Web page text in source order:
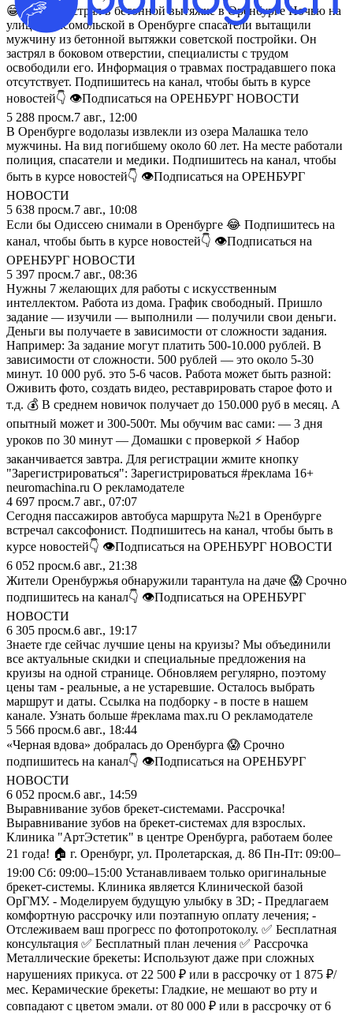
😁Парень застрял в бетонной вытяжке в Оренбурге Ночью на
улице Комсомольской в Оренбурге спасатели вытащили
мужчину из бетонной вытяжки советской постройки. Он
застрял в боковом отверстии, специалисты с трудом
освободили его. Информация о травмах пострадавшего пока
отсутствует. Подпишитесь на канал, чтобы быть в курсе
новостей👇 👁Подписаться на ОРЕНБУРГ НОВОСТИ
5 288 просм.7 авг., 12:00
В Оренбурге водолазы извлекли из озера Малашка тело
мужчины. На вид погибшему около 60 лет. На месте работали
полиция, спасатели и медики. Подпишитесь на канал, чтобы
быть в курсе новостей👇 👁Подписаться на ОРЕНБУРГ
НОВОСТИ
5 638 просм.7 авг., 10:08
Если бы Одиссею снимали в Оренбурге 😂 Подпишитесь на
канал, чтобы быть в курсе новостей👇 👁Подписаться на
ОРЕНБУРГ НОВОСТИ
5 397 просм.7 авг., 08:36
Нужны 7 желающих для работы с искусственным
интеллектом. Работа из дома. График свободный. Пришло
задание — изучили — выполнили — получили свои деньги.
Деньги вы получаете в зависимости от сложности задания.
Например: За задание могут платить 500-10.000 рублей. В
зависимости от сложности. 500 рублей — это около 5-30
минут. 10 000 руб. это 5-6 часов. Работа может быть разной:
Оживить фото, создать видео, реставрировать старое фото и
т.д. 💰 В среднем новичок получает до 150.000 руб в месяц. А
опытный может и 300-500т. Мы обучим вас сами: — 3 дня
уроков по 30 минут — Домашки с проверкой ⚡ Набор
заканчивается завтра. Для регистрации жмите кнопку
"Зарегистрироваться": Зарегистрироваться #реклама 16+
neuromachina.ru О рекламодателе
4 697 просм.7 авг., 07:07
Сегодня пассажиров автобуса маршрута №21 в Оренбурге
встречал саксофонист. Подпишитесь на канал, чтобы быть в
курсе новостей👇 👁Подписаться на ОРЕНБУРГ НОВОСТИ
6 052 просм.6 авг., 21:38
Жители Оренбуржья обнаружили тарантула на даче 😱 Срочно
подпишитесь на канал👇 👁Подписаться на ОРЕНБУРГ
НОВОСТИ
6 305 просм.6 авг., 19:17
Знаете где сейчас лучшие цены на круизы? Мы объединили
все актуальные скидки и специальные предложения на
круизы на одной странице. Обновляем регулярно, поэтому
цены там - реальные, а не устаревшие. Осталось выбрать
маршрут и даты. Ссылка на подборку - в посте в нашем
канале. Узнать больше #реклама max.ru О рекламодателе
5 566 просм.6 авг., 18:44
«Черная вдова» добралась до Оренбурга 😱 Срочно
подпишитесь на канал👇 👁Подписаться на ОРЕНБУРГ
НОВОСТИ
6 052 просм.6 авг., 14:59
Выравнивание зубов брекет-системами. Рассрочка!
Выравнивание зубов на брекет-системах для взрослых.
Клиника "АртЭстетик" в центре Оренбурга, работаем более
21 года! 🏠 г. Оренбург, ул. Пролетарская, д. 86 Пн-Пт: 09:00–
19:00 Сб: 09:00–15:00 Устанавливаем только оригинальные
брекет-системы. Клиника является Клинической базой
ОрГМУ. - Моделируем будущую улыбку в 3D; - Предлагаем
комфортную рассрочку или поэтапную оплату лечения; -
Отслеживаем ваш прогресс по фотопротоколу. ✅ Бесплатная
консультация ✅ Бесплатный план лечения ✅ Рассрочка
Металлические брекеты: Используют даже при сложных
нарушениях прикуса. от 22 500 ₽ или в рассрочку от 1 875 ₽/
мес. Керамические брекеты: Гладкие, не мешают во рту и
совпадают с цветом эмали. от 80 000 ₽ или в рассрочку от 6